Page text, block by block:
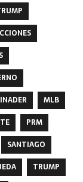
MLB
PRM
SANTIAGO
TRUMP